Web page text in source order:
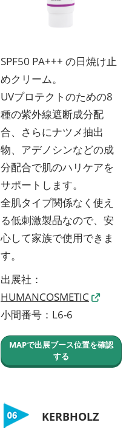
SPF50 PA+++ の日焼け止
めクリーム。
UVプロテクトのための8
種の紫外線遮断成分配
合、さらにナツメ抽出
物、アデノシンなどの成
分配合で肌のハリケアを
サポートします。
全肌タイプ関係なく使え
る低刺激製品なので、安
心して家族で使用できま
す。
出展社：
HUMANCOSMETIC
小間番号：L6-6
MAPで出展ブース位置を確認
する
KERBHOLZ